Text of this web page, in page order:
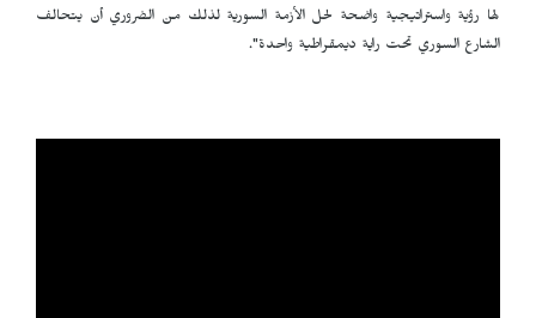
لها رؤية واستراتيجية واضحة لحل الأزمة السورية لذلك من الضروري أن يتحالف
الشارع السوري تحت راية ديمقراطية واحدة".